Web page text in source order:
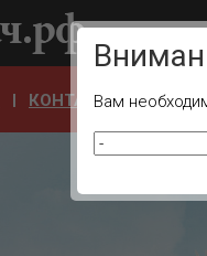
Ваш
КОНТАКТЫ
Вам